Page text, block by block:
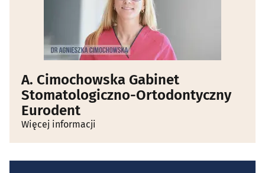
A. Cimochowska Gabinet
Stomatologiczno-Ortodontyczny
Eurodent
Więcej informacji